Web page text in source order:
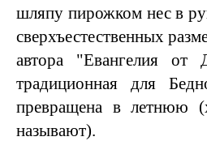
шляпу пирожком нес в
сверхъестественных
автора "Евангелия от
традиционная для
превращена в летнюю
называют).